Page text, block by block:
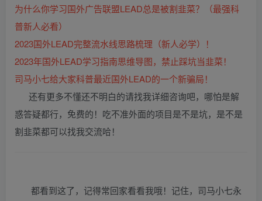
为什么你学习国外广告联盟LEAD总是被割韭菜？（最强科
普新人必看）
2023国外LEAD完整流水线思路梳理（新人必学）！
2023年国外LEAD学习指南思维导图，禁止踩坑当韭菜！
司马小七给大家科普最近国外LEAD的一个新骗局！
还有更多不懂还不明白的请找我详细咨询吧，哪怕是解
惑答疑都行，免费的！吃不准外面的项目是不是坑，是不是
割韭菜都可以找我交流哈！
都看到这了，记得常回家看看我哦！记住，司马小七永